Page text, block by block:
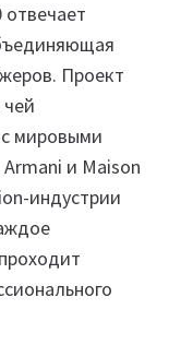
отвечает
Проект
мировыми
и Maison
индустрии